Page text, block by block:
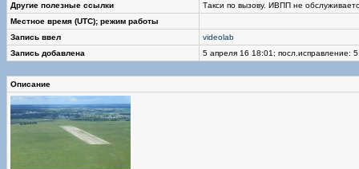
Другие полезные ссылки
Такси по вызову. ИВПП не
Местное время (UTC); режим работы
Запись ввел
videolab
Запись добавлена
5 апреля 16 18:01; посл.исправление:
Описание